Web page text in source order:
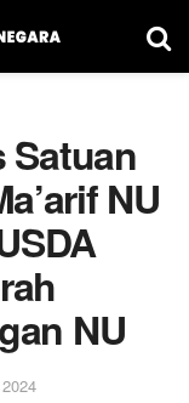
NU
NU